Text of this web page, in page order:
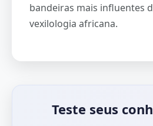
bandeiras mais influentes
vexilologia africana.
Teste seus